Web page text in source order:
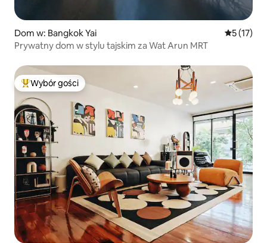
Dom w: Bangkok Yai Średnia
5 (17)
Prywatny dom w stylu tajskim za Wat Arun MRT
Najpopularniejsze z kategorii Wybór gości
Wybór gości